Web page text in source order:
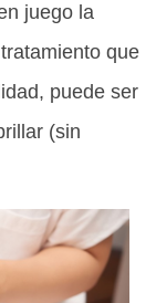
juego la
que
puede ser
(sin